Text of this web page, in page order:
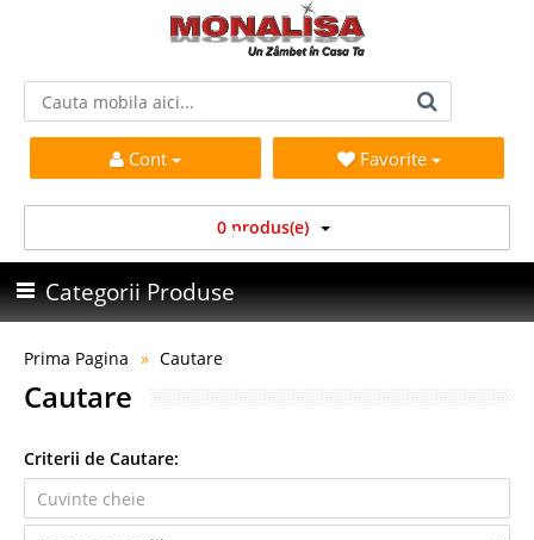
Cont Favorite
0 produs(e)
Categorii Produse
Prima Pagina Cautare
Cautare
Criterii de Cautare: